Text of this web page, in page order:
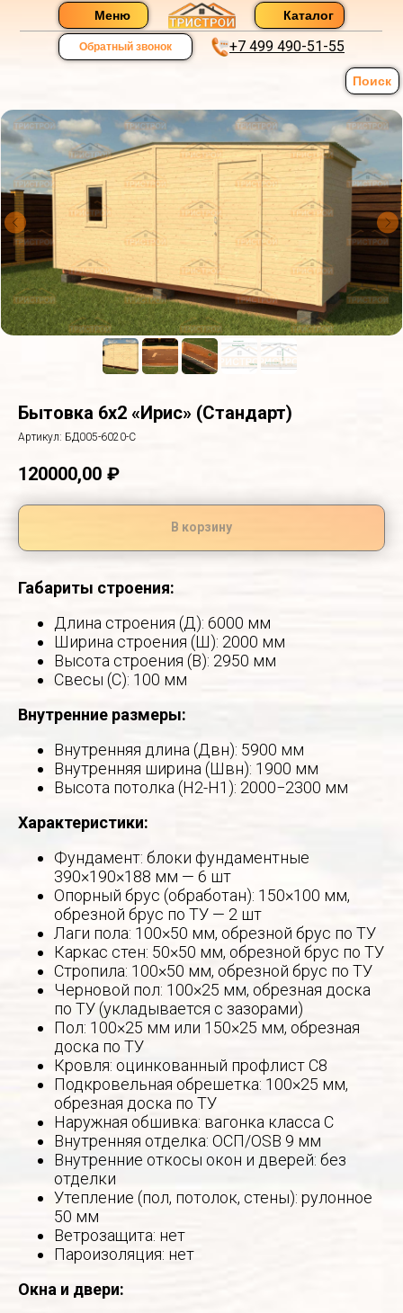
Каталог
Меню
+7 499 490-51-55
Обратный звонок
Поиск
Бытовка 6х2 «Ирис» (Стандарт)
Артикул: БД005-6020-С
120000,00 ₽
В корзину
Габариты строения:
Длина строения (Д): 6000 мм
Ширина строения (Ш): 2000 мм
Высота строения (В): 2950 мм
Свесы (С): 100 мм
Внутренние размеры:
Внутренняя длина (Двн): 5900 мм
Внутренняя ширина (Швн): 1900 мм
Высота потолка (Н2-Н1): 2000−2300 мм
Характеристики:
Фундамент: блоки фундаментные
390×190×188 мм — 6 шт
Опорный брус (обработан): 150×100 мм,
обрезной брус по ТУ — 2 шт
Лаги пола: 100×50 мм, обрезной брус по ТУ
Каркас стен: 50×50 мм, обрезной брус по ТУ
Стропила: 100×50 мм, обрезной брус по ТУ
Черновой пол: 100×25 мм, обрезная доска
по ТУ (укладывается с зазорами)
Пол: 100×25 мм или 150×25 мм, обрезная
доска по ТУ
Кровля: оцинкованный профлист С8
Подкровельная обрешетка: 100×25 мм,
обрезная доска по ТУ
Наружная обшивка: вагонка класса С
Внутренняя отделка: ОСП/OSB 9 мм
Внутренние откосы окон и дверей: без
отделки
Утепление (пол, потолок, стены): рулонное
50 мм
Ветрозащита: нет
Пароизоляция: нет
Окна и двери: